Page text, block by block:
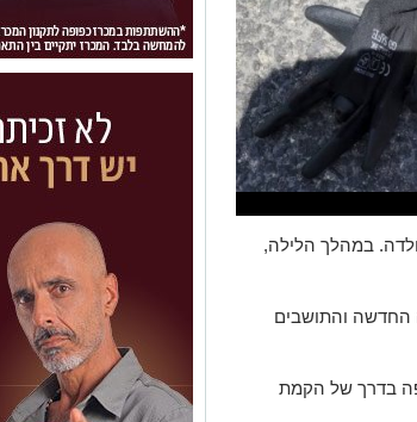
במהלך הלילה,
החדשה והתושבים
בדרך של הקמת